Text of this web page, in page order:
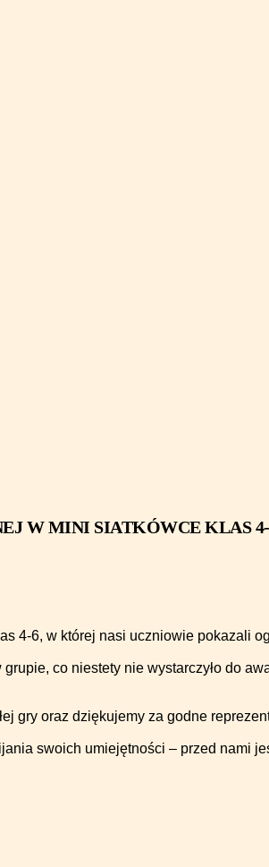
W MINI SIATKÓWCE KLAS
4-6, w której nasi uczniowie pokazali
co niestety nie wystarczyło do
gry oraz dziękujemy za godne
swoich umiejętności – przed nami